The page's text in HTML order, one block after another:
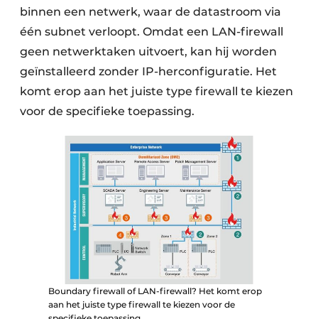
binnen een netwerk, waar de datastroom via
één subnet verloopt. Omdat een LAN-firewall
geen netwerktaken uitvoert, kan hij worden
geïnstalleerd zonder IP-herconfiguratie. Het
komt erop aan het juiste type firewall te kiezen
voor de specifieke toepassing.
Boundary firewall of LAN-firewall? Het komt erop
aan het juiste type firewall te kiezen voor de